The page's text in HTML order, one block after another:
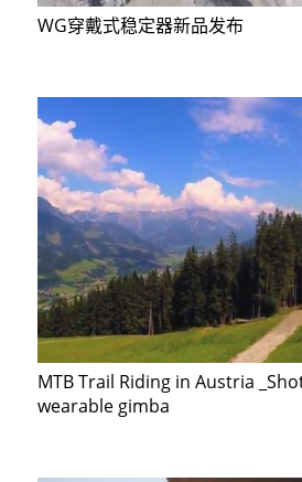
ELLA
SPG2
Vimble 2
飞宇蝎子
AK2000C
G6 MAX
AK2000S
AK4500
AK2000
G6 Plus
G5
WG2
WG穿戴式稳定器新品发布
MTB Trail Riding in Austria
wearable gimba